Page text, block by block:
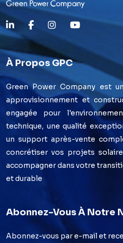
À Propos GPC
Green Power Company est
approvisionnement et
engagée pour
technique, une qualité
un support après-vente
concrétiser vos projets
accompagner dans votre
et durable
Abonnez-Vous À Notre
Abonnez-vous par e-mail et